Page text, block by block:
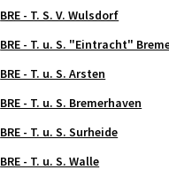
BRE - T. S. V. Wulsdorf
BRE - T. u. S. "Eintracht"
BRE - T. u. S. Arsten
BRE - T. u. S. Bremerhaven
BRE - T. u. S. Surheide
BRE - T. u. S. Walle